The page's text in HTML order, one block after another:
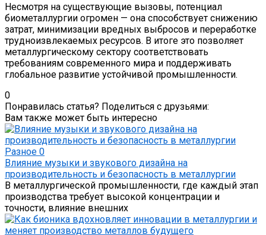
Несмотря на существующие вызовы, потенциал
биометаллургии огромен — она способствует снижению
затрат, минимизации вредных выбросов и переработке
трудноизвлекаемых ресурсов. В итоге это позволяет
металлургическому сектору соответствовать
требованиям современного мира и поддерживать
глобальное развитие устойчивой промышленности.
0
Понравилась статья? Поделиться с друзьями:
Вам также может быть интересно
Разное 0
Влияние музыки и звукового дизайна на
производительность и безопасность в металлургии
В металлургической промышленности, где каждый этап
производства требует высокой концентрации и
точности, влияние внешних